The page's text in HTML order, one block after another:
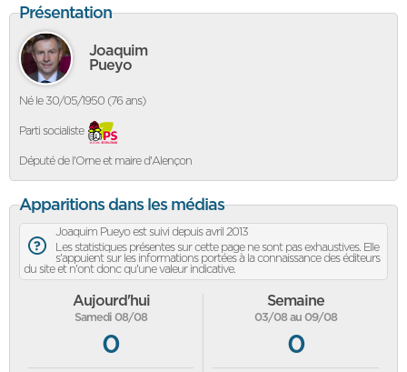
Présentation
Joaquim
Pueyo
Né le 30/05/1950 (76 ans)
Parti socialiste
Député de l'Orne et maire d'Alençon
Apparitions dans les médias
Joaquim Pueyo est suivi depuis avril 2013
Les statistiques présentes sur cette page ne sont pas exhaustives. Elle
s'appuient sur les informations portées à la connaissance des éditeurs
du site et n'ont donc qu'une valeur indicative.
Aujourd'hui
Samedi 08/08
0
Semaine
03/08 au 09/08
0